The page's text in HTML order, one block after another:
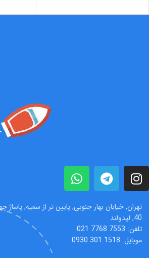
تهران, خیابان بهار جنوبی, پايين تر از سمیه,
40, ليدولند
تلفن: 7553 7768 021
موبایل: 1518 301 0930